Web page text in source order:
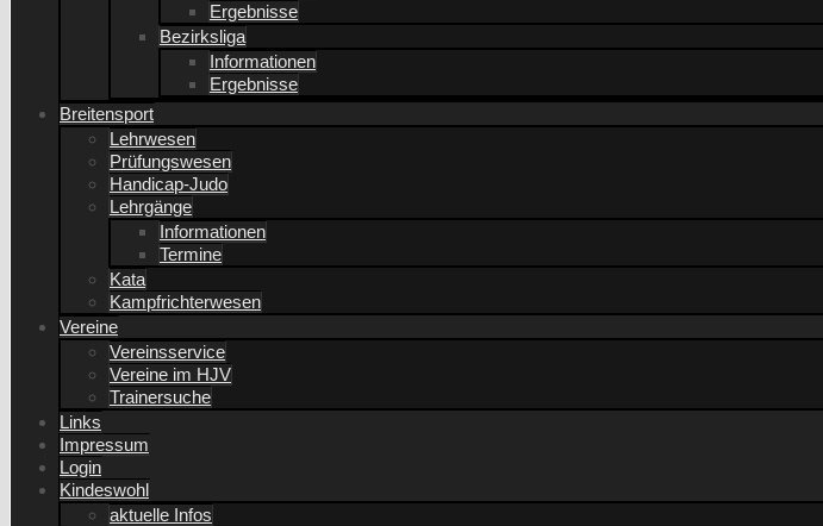
Ergebnisse
Bezirksliga
Informationen
Ergebnisse
Breitensport
Lehrwesen
Prüfungswesen
Handicap-Judo
Lehrgänge
Informationen
Termine
Kata
Kampfrichterwesen
Vereine
Vereinsservice
Vereine im HJV
Trainersuche
Links
Impressum
Login
Kindeswohl
aktuelle Infos